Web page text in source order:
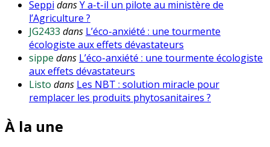
Seppi dansY a-t-il un pilote au ministère de
l’Agriculture ?
JG2433 dans L’éco-anxiété : une tourmente
écologiste aux effets dévastateurs
sippe dans L’éco-anxiété : une tourmente écologiste
aux effets dévastateurs
Listo dans Les NBT : solution miracle pour
remplacer les produits phytosanitaires ?
À la une